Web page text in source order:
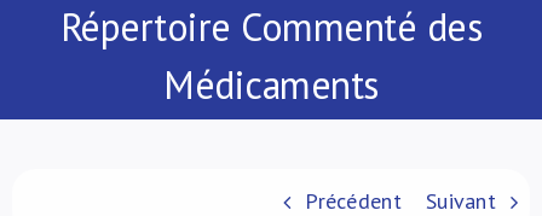
Publications
Formations
Répertoire Commenté des
Médicaments
Précédent Suivant